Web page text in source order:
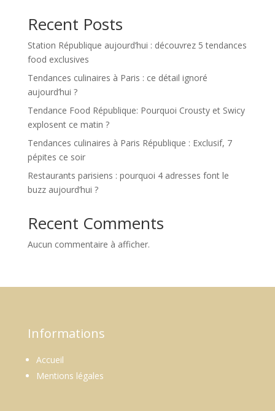
Recent Posts
Station République aujourd’hui : découvrez 5 tendances
food exclusives
Tendances culinaires à Paris : ce détail ignoré
aujourd’hui ?
Tendance Food République: Pourquoi Crousty et Swicy
explosent ce matin ?
Tendances culinaires à Paris République : Exclusif, 7
pépites ce soir
Restaurants parisiens : pourquoi 4 adresses font le
buzz aujourd’hui ?
Recent Comments
Aucun commentaire à afficher.
Informations
Accueil
Mentions légales